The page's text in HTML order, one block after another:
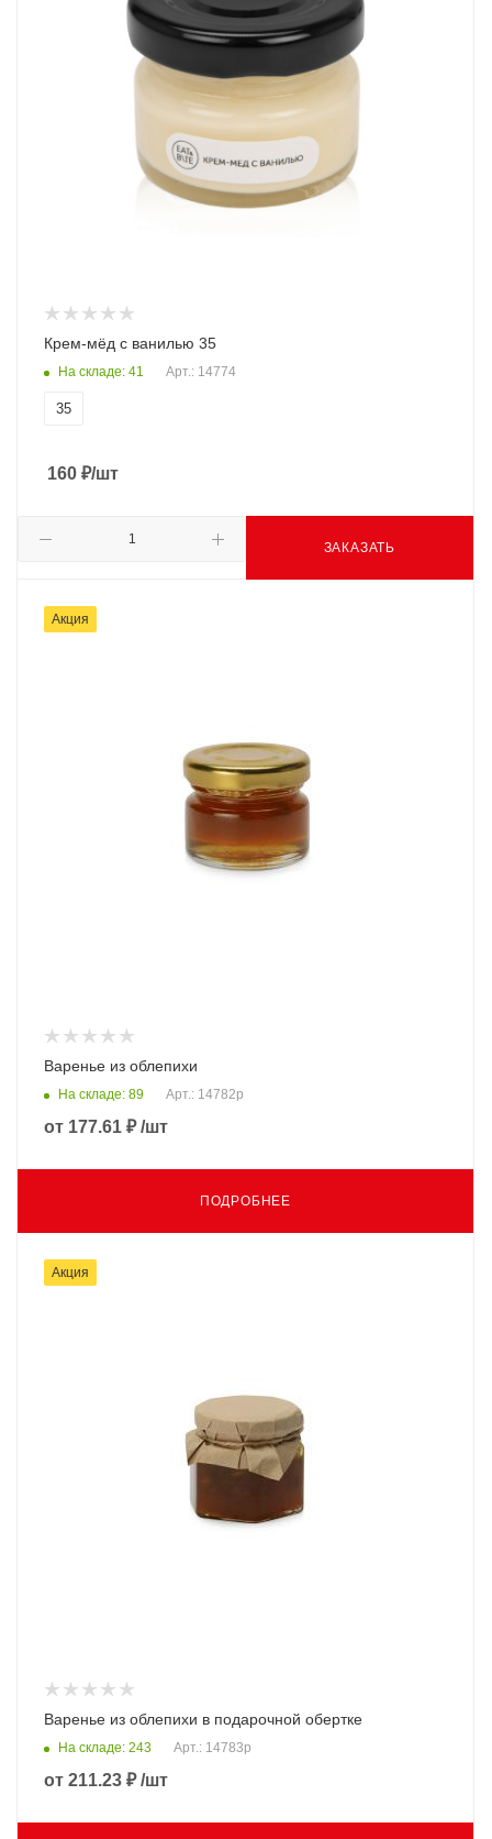
Крем-мёд с ванилью 35
На складе: 41 Арт.: 14774
35
160 ₽/шт
ЗАКАЗАТЬ
Акция
Варенье из облепихи
На складе: 89 Арт.: 14782p
от 177.61 ₽ /шт
ПОДРОБНЕЕ
Акция
Варенье из облепихи в подарочной обертке
На складе: 243 Арт.: 14783p
от 211.23 ₽ /шт